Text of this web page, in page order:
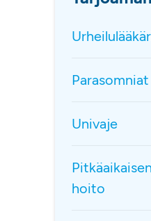
Parasomniat
Univaje
hoito